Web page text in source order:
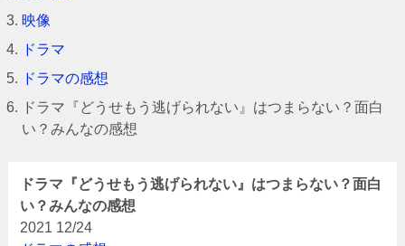
映像
ドラマ
ドラマの感想
ドラマ『どうせもう逃げられない』はつまらない？面白
い？みんなの感想
ドラマ『どうせもう逃げられない』はつまらない？面白
い？みんなの感想
2021 12/24